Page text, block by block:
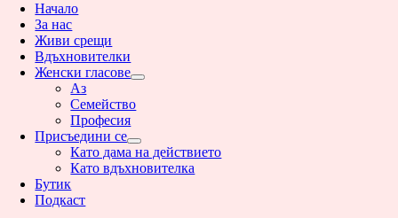
Начало
За нас
Живи срещи
Вдъхновителки
Женски гласове
Аз
Семейство
Професия
Присъедини се
Като дама на действието
Като вдъхновителка
Бутик
Подкаст